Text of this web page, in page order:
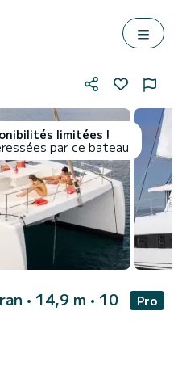
limitées !
par ce bateau
• 14,9 m • 10
Pro